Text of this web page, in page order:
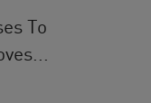
To